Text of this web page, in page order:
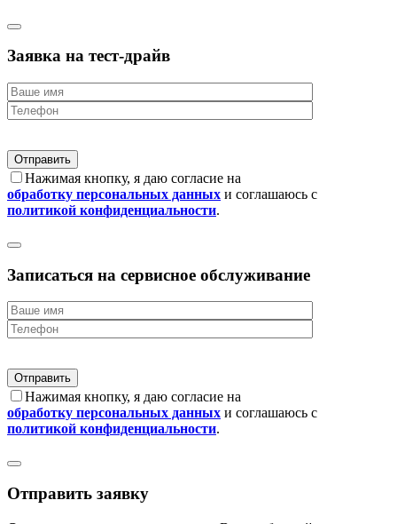
Заявка на тест-драйв
Нажимая кнопку, я даю согласие на
обработку персональных данных и соглашаюсь с
политикой конфиденциальности.
Записаться на сервисное обслуживание
Нажимая кнопку, я даю согласие на
обработку персональных данных и соглашаюсь с
политикой конфиденциальности.
Отправить заявку